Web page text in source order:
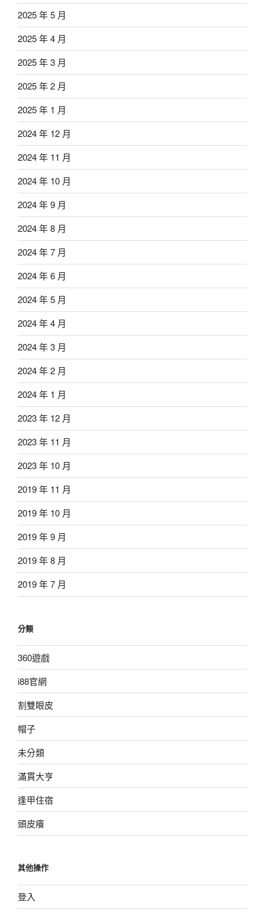
2025 年 5 月
2025 年 4 月
2025 年 3 月
2025 年 2 月
2025 年 1 月
2024 年 12 月
2024 年 11 月
2024 年 10 月
2024 年 9 月
2024 年 8 月
2024 年 7 月
2024 年 6 月
2024 年 5 月
2024 年 4 月
2024 年 3 月
2024 年 2 月
2024 年 1 月
2023 年 12 月
2023 年 11 月
2023 年 10 月
2019 年 11 月
2019 年 10 月
2019 年 9 月
2019 年 8 月
2019 年 7 月
分類
360遊戲
i88官網
割雙眼皮
帽子
未分類
滿貫大亨
逢甲住宿
頭皮癢
其他操作
登入